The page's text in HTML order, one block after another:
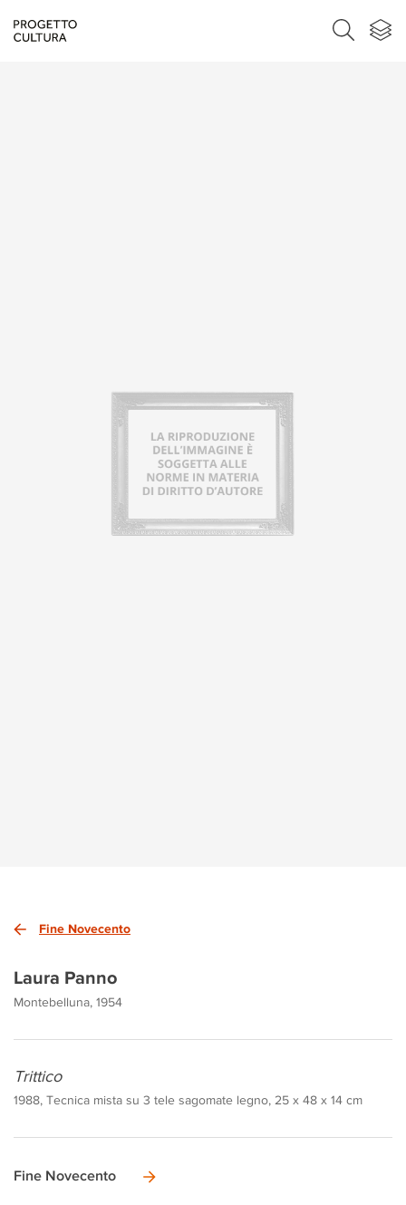
Fine Novecento
Laura Panno
Montebelluna, 1954
Trittico
1988, Tecnica mista su 3 tele sagomate legno, 25 x 48 x 14 cm
Fine Novecento